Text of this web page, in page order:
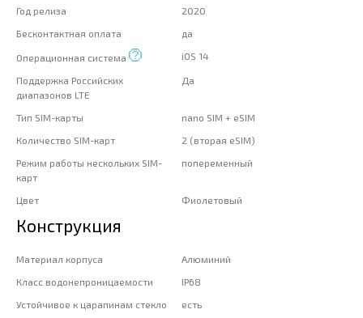
Год релиза
2020
Бесконтактная оплата
да
Операционная система iOS 14
Поддержка Российских
диапазонов LTE
Да
Тип SIM-карты
nano SIM + eSIM
Количество SIM-карт
2 (вторая eSIM)
Режим работы нескольких SIM-
карт
попеременный
Цвет Фиолетовый
Конструкция
Материал корпуса
Алюминий
Класс водонепроницаемости
IP68
Устойчивое к царапинам стекло
есть